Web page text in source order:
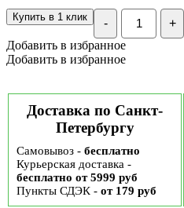
-
Количество
Паприка
молотая,
100
гр
+
Купить в 1 клик
Добавить в избранное
Добавить в избранное
Доставка по Санкт-
Петербургу
Самовывоз - бесплатно
Курьерская доставка -
бесплатно от 5999 руб
Пункты СДЭК - от 179 руб